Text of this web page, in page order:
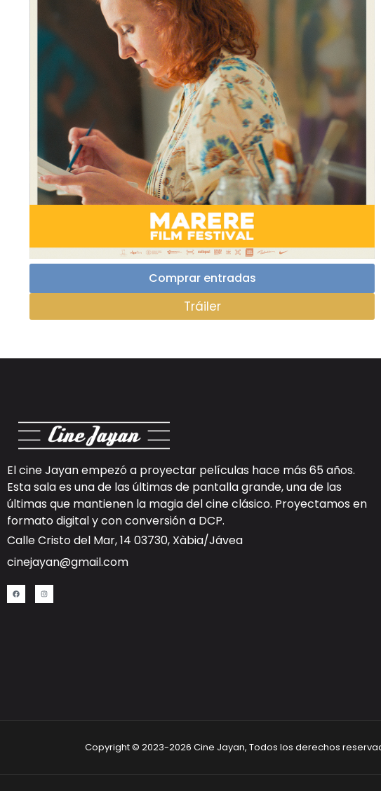
Comprar entradas
Tráiler
El cine Jayan empezó a proyectar películas hace más 65 años.
Esta sala es una de las últimas de pantalla grande, una de las
últimas que mantienen la magia del cine clásico. Proyectamos en
formato digital y conconversión a DCP.
Calle Cristo del Mar, 14 03730, Xàbia/Jávea
cinejayan@gmail.com
Copyright © 2023-2026 Cine Jayan, Todos los derechos